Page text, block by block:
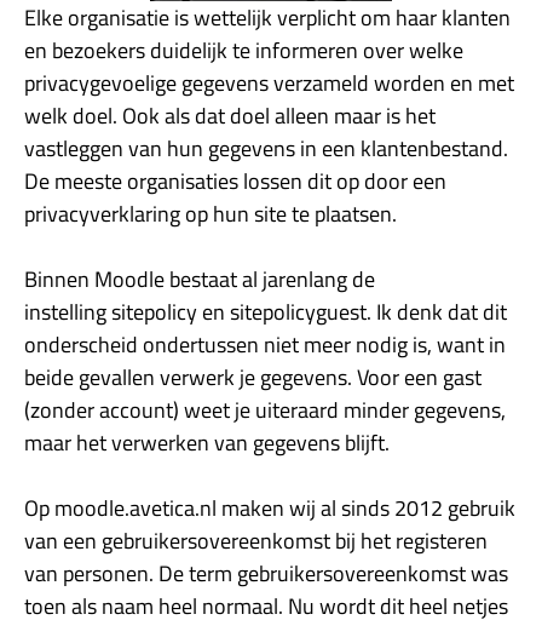
Elke organisatie is wettelijk verplicht om haar klanten
en bezoekers duidelijk te informeren over welke
privacygevoelige gegevens verzameld worden en met
welk doel. Ook als dat doel alleen maar is het
vastleggen van hun gegevens in een klantenbestand.
De meeste organisaties lossen dit op door een
privacyverklaring op hun site te plaatsen.
Binnen Moodle bestaat al jarenlang de
instelling sitepolicy en sitepolicyguest. Ik denk dat dit
onderscheid ondertussen niet meer nodig is, want in
beide gevallen verwerk je gegevens. Voor een gast
(zonder account) weet je uiteraard minder gegevens,
maar het verwerken van gegevens blijft.
Op moodle.avetica.nl maken wij al sinds 2012 gebruik
van een gebruikersovereenkomst bij het registeren
van personen. De term gebruikersovereenkomst was
toen als naam heel normaal. Nu wordt dit heel netjes